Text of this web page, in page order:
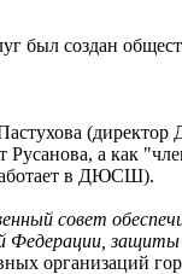
был создан
(директор
а как
в ДЮСШ).
совет
организаций